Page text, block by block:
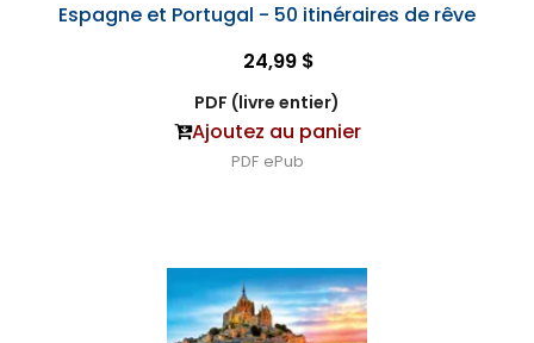
Espagne et Portugal - 50 itinéraires de rêve
24,99 $
PDF (livre entier)
Ajoutez au panier
PDF ePub